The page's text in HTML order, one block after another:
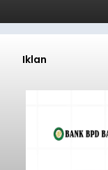
Iklan